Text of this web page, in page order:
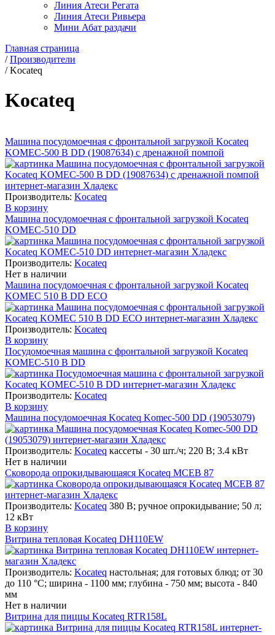
Линия Атеси Регата
Линия Атеси Ривьера
Мини Абат раздачи
Главная страница
/Производители
/Kocateq
Kocateq
Машина посудомоечная с фронтальной загрузкой Kocateq
KOMEC-500 B DD (19087634) с дренажной помпой
Производитель: Kocateq
В корзину
Машина посудомоечная с фронтальной загрузкой Kocateq
KOMEC-510 DD
Производитель: Kocateq
Нет в наличии
Машина посудомоечная с фронтальной загрузкой Kocateq
KOMEC 510 B DD ECO
Производитель: Kocateq
В корзину
Посудомоечная машина с фронтальной загрузкой Kocateq
KOMEC-510 B DD
Производитель: Kocateq
В корзину
Машина посудомоечная Kocateq Komec-500 DD (19053079)
Производитель: Kocateq кассеты - 30 шт./ч; 220 В; 3.4 кВт
Нет в наличии
Сковорода опрокидывающаяся Kocateq MCEB 87
Производитель: Kocateq 380 В; ручное опрокидывание; 50 л;
12 кВт
В корзину
Витрина тепловая Kocateq DH110EW
Производитель: Kocateq настольная; для готовых блюд; от 30
до 110 °C; ширина - 1100 мм; глубина - 750 мм; высота - 840
мм
Нет в наличии
Витрина для пиццы Kocateq RTR158L